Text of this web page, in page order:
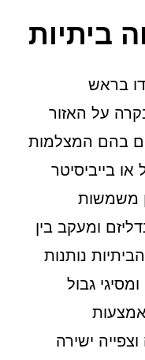
ביתיות
בראש
על האזור
בהם המצלמות
בייביסיטר
משמשות
ומעקב בין
נותנות
גבול
ישירה